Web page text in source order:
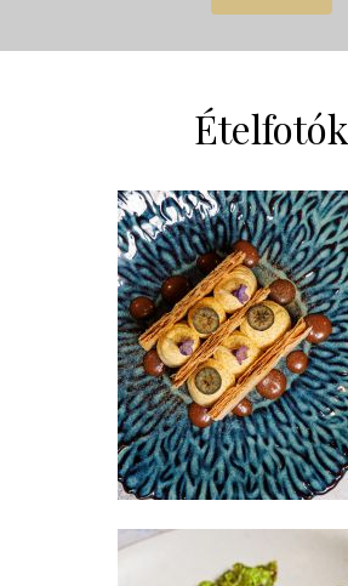
Ételfotók